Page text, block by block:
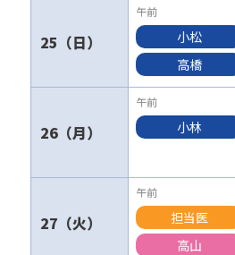
25
小松
高橋
26 小林
27
担当医
高山